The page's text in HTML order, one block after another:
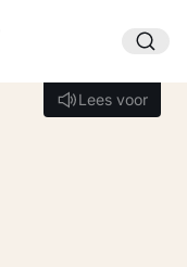
Lees voor
Lees voor